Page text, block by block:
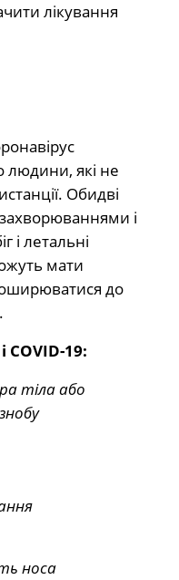
лікування
людини, які не
Обидві
і
і летальні
мати
до
COVID-19:
тіла або
носа